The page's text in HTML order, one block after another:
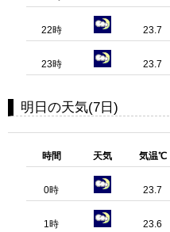
22時 23.7
23時 23.7
明日の天気(7日)
時間 天気 気温℃
0時 23.7
1時 23.6